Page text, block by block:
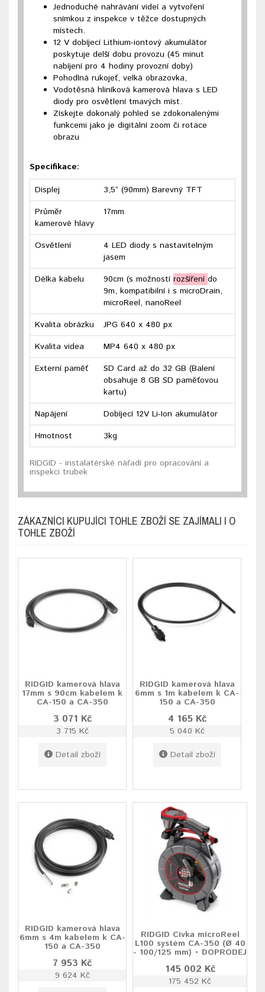
Jednoduché nahrávání videí a vytvoření
snímkou z inspekce v těžce dostupných
místech.
12 V dobíjecí Lithium-iontový akumulátor
poskytuje delší dobu provozu (45 minut
nabíjení pro 4 hodiny provozní doby)
Pohodlná rukojeť, velká obrazovka,
Vodotěsná hliníková kamerová hlava s LED
diody pro osvětlení tmavých míst.
Získejte dokonalý pohled se zdokonalenými
funkcemi jako je digitální zoom či rotace
obrazu
Specifikace:
Displej
3,5“ (90mm) Barevný TFT
Průměr
kamerové hlavy
17mm
Osvětlení
4 LED diody s nastavitelným
jasem
Délka kabelu
90cm (s možností rozšíření do
9m, kompatibilní i s microDrain,
microReel, nanoReel
Kvalita obrázku
JPG 640 x 480 px
Kvalita videa
MP4 640 x 480 px
Externí paměť
SD Card až do 32 GB (Balení
obsahuje 8 GB SD paměťovou
kartu)
Napájení
Dobíjecí 12V Li-Ion akumulátor
Hmotnost
3kg
RIDGID - instalatérské nářadí pro opracování a
inspekci trubek
ZÁKAZNÍCI KUPUJÍCI TOHLE ZBOŽÍ SE ZAJÍMALI I O
TOHLE ZBOŽÍ
RIDGID kamerová hlava
17mm s 90cm kabelem k
CA-150 a CA-350
3 071 Kč
3 715 Kč
Detail zboží
RIDGID kamerová hlava
6mm s 1m kabelem k CA-
150 a CA-350
4 165 Kč
5 040 Kč
Detail zboží
RIDGID kamerová hlava
6mm s 4m kabelem k CA-
150 a CA-350
7 953 Kč
9 624 Kč
RIDGID Cívka microReel
L100 systém CA-350 (Ø 40
- 100/125 mm) • DOPRODEJ
145 002 Kč
175 452 Kč